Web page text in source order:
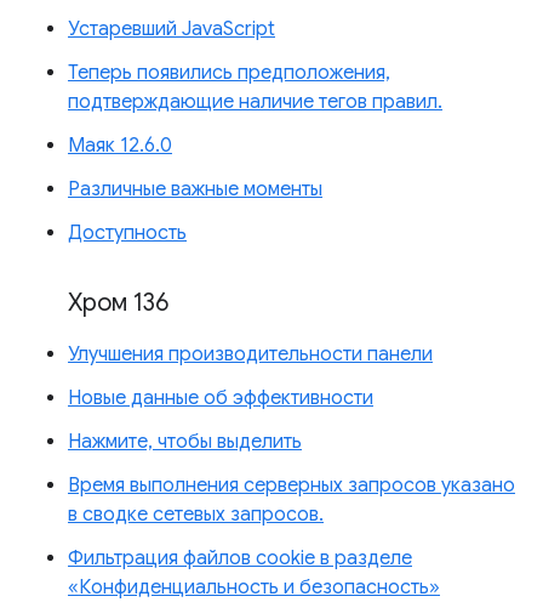
Устаревший JavaScript
Теперь появились предположения,
подтверждающие наличие тегов правил.
Маяк 12.6.0
Различные важные моменты
Доступность
Хром 136
Улучшения производительности панели
Новые данные об эффективности
Нажмите, чтобы выделить
Время выполнения серверных запросов указано
в сводке сетевых запросов.
Фильтрация файлов cookie в разделе
«Конфиденциальность и безопасность»